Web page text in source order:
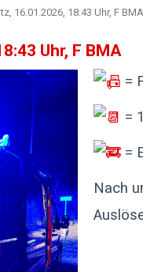
16.01.2026, 18:43 Uhr, F BMA
Uhr, F BMA
=
=
=
Nach